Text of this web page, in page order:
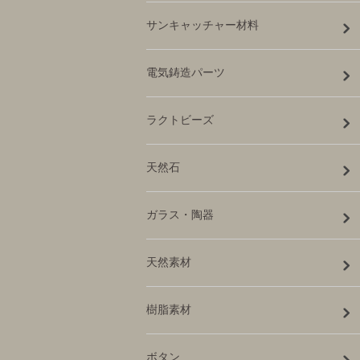
サンキャッチャー材料
電気鋳造パーツ
ラクトビーズ
天然石
ガラス・陶器
天然素材
樹脂素材
ボタン